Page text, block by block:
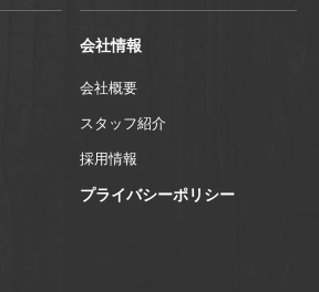
会社情報
会社概要
スタッフ紹介
採用情報
プライバシーポリシー